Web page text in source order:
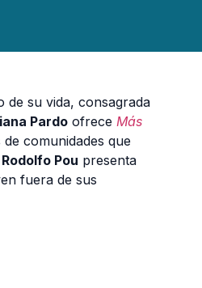
de su vida, consagrada
Pardo ofrece Más
comunidades que
Rodolfo Pou presenta
fuera de sus